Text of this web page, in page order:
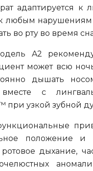
адаптируется к
любым нарушениям
во рту во время
A2
может всю
дышать
вместе с
при узкой зубной
положение и
дыхание,